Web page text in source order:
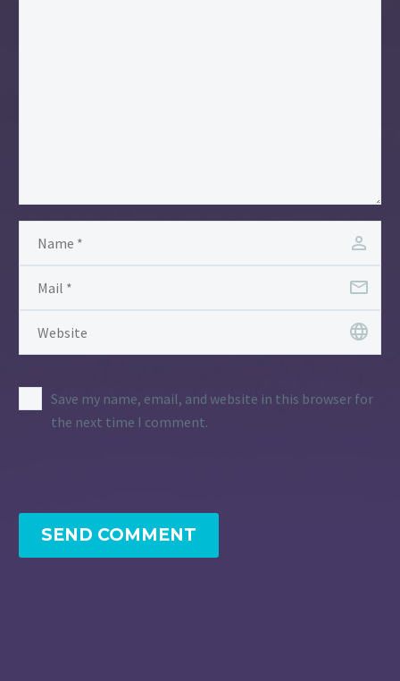
Save my name, email, and website in this browser for
the next time I comment.
SEND COMMENT